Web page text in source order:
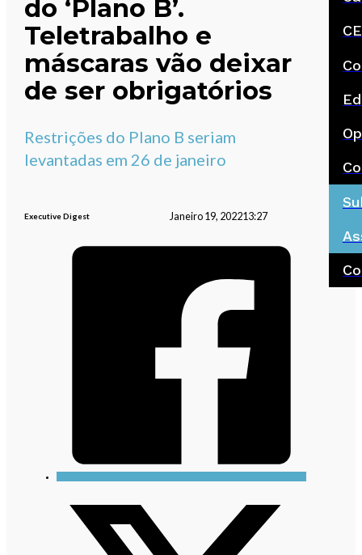
do ‘Plano B’.
Teletrabalho e
máscaras vão deixar
de ser obrigatórios
Restrições do Plano B seriam
levantadas em 26 de janeiro
Executive Digest Janeiro 19, 202213:27